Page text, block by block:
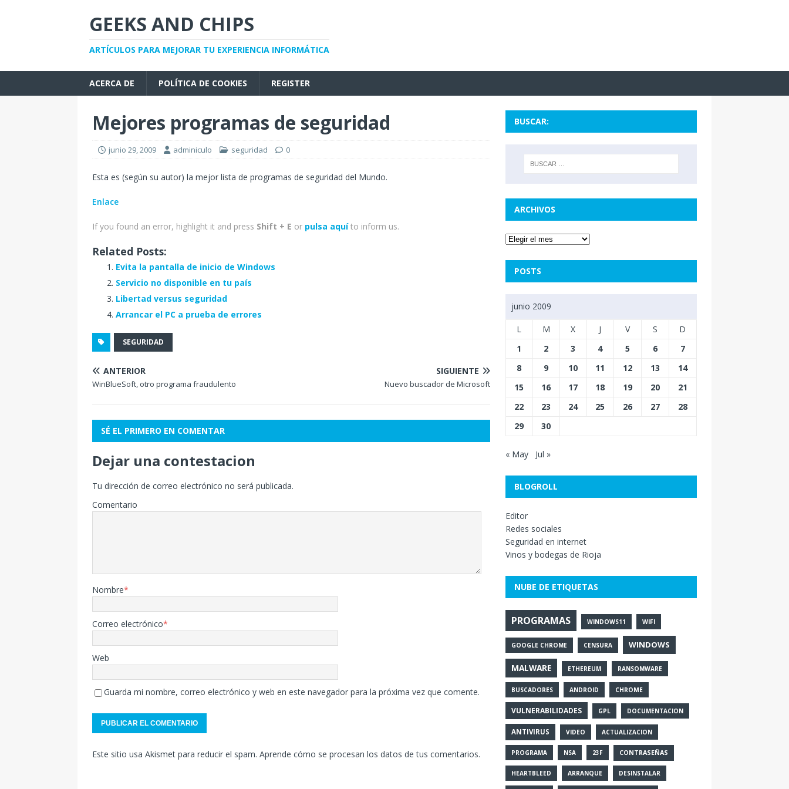
GEEKS AND CHIPS
ARTÍCULOS PARA MEJORAR TU EXPERIENCIA INFORMÁTICA
ACERCA DE POLÍTICA DE COOKIES REGISTER
Mejores programas de seguridad
junio 29, 2009 adminiculo seguridad 0
Esta es (según su autor) la mejor lista de programas de seguridad del Mundo.
Enlace
If you found an error, highlight it and press Shift + E or pulsa aquíto inform us.
Related Posts:
Evita la pantalla de inicio de Windows
Servicio no disponible en tu país
Libertad versus seguridad
Arrancar el PC a prueba de errores
SEGURIDAD
ANTERIOR
WinBlueSoft, otro programa fraudulento
SIGUIENTE
Nuevo buscador de Microsoft
SÉ EL PRIMERO EN COMENTAR
Dejar una contestacion
Tu dirección de correo electrónico no será publicada.
Comentario
Nombre*
Correo electrónico*
Web
Guarda mi nombre, correo electrónico y web en este navegador para la próxima vez que comente.
Este sitio usa Akismet para reducir el spam. Aprende cómo se procesan los datos de tus comentarios.
BUSCAR:
ARCHIVOS
POSTS
junio 2009
L M X J V S
D
1
2 3 4 5 6
7
8
9 10 11 12 13
14
15
16 17 18 19 20
21
22
23 24 25 26 27
28
29
30
« May Jul »
BLOGROLL
Editor
Redes sociales
Seguridad en internet
Vinos y bodegas de Rioja
NUBE DE ETIQUETAS
PROGRAMAS WINDOWS11 WIFI
GOOGLE CHROME CENSURA WINDOWS
MALWARE ETHEREUM RANSOMWARE
BUSCADORES ANDROID CHROME
VULNERABILIDADES GPL DOCUMENTACION
ANTIVIRUS VIDEO ACTUALIZACION
PROGRAMA NSA 23F CONTRASEÑAS
HEARTBLEED ARRANQUE DESINSTALAR